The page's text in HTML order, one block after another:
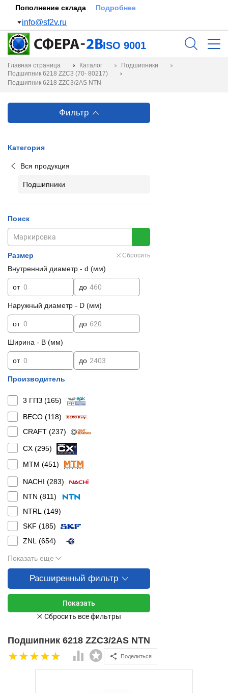
Пополнение склада Подробнее
info@sf2v.ru
ISO 9001
Главная страница Каталог
Подшипники
Подшипник 6218 ZZC3 (70- 80217)
Подшипник 6218 ZZC3/2AS NTN
Фильтр
Категория
Вся продукция
Подшипники
Поиск
Размер Сбросить
Внутренний диаметр - d (мм)
от до
Наружный диаметр - D (мм)
от до
Ширина - B (мм)
от до
Производитель
3 ГПЗ (165)
BECO (118)
CRAFT (237)
CX (295)
MTM (451)
NACHI (283)
NTN (811)
NTRL (149)
SKF (185)
ZNL (654)
Показать еще
Расширенный фильтр
Подшипник 6218 ZZC3/2AS NTN
Поделиться